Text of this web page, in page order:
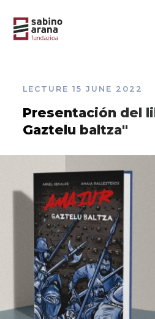
LECTURE 15 JUNE 2022
Presentación del
Gaztelu baltza"